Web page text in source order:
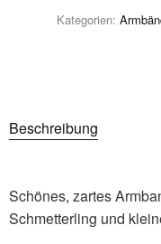
Kategorien:
Beschreibung
Schönes, zartes
Schmetterling und